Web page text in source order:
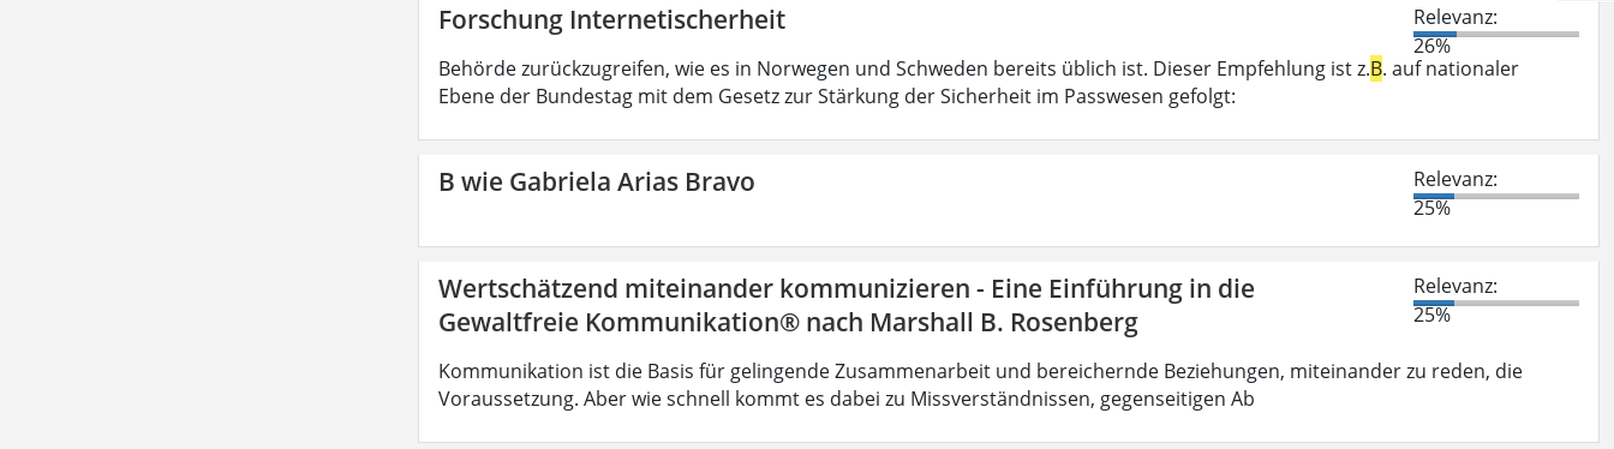
Forschung Internetischerheit
Relevanz:
26%
Behörde zurückzugreifen, wie es in Norwegen und Schweden bereits üblich ist. Dieser Empfehlung ist z.B. auf nationaler
Ebene der Bundestag mit dem Gesetz zur Stärkung der Sicherheit im Passwesen gefolgt:
B wie Gabriela Arias Bravo
Relevanz:
25%
Wertschätzend miteinander kommunizieren - Eine Einführung in die
Gewaltfreie Kommunikation® nach Marshall B. Rosenberg
Relevanz:
25%
Kommunikation ist die Basis für gelingende Zusammenarbeit und bereichernde Beziehungen, miteinander zu reden, die
Voraussetzung. Aber wie schnell kommt es dabei zu Missverständnissen, gegenseitigen Ab